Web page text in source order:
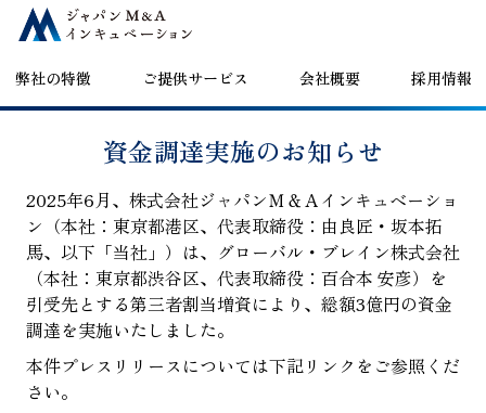
弊社の特徴 ご提供サービス 会社概要 採用情報
資金調達実施のお知らせ
2025年6月、株式会社ジャパンＭ＆Ａインキュベーショ
ン（本社：東京都港区、代表取締役：由良匠・坂本拓
馬、以下「当社」）は、グローバル・ブレイン株式会社
（本社：東京都渋谷区、代表取締役：百合本 安彦）を
引受先とする第三者割当増資により、総額3億円の資金
調達を実施いたしました。
本件プレスリリースについては下記リンクをご参照くだ
さい。